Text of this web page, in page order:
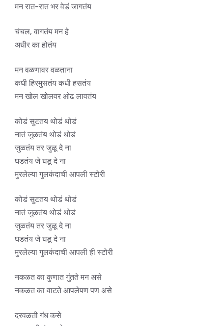
मन रात-रात भर वेडं जागतंय
चंचल, वागतंय मन हे
अधीर का होतंय
मन वळणावर वळताना
कधी हिरमुसतंय कधी हसतंय
मन खोल खोलवर ओढ लावतंय
कोडं सुटतय थोडं थोडं
नातं जुळतंय थोडं थोडं
जुळतंय तर जुळू दे ना
घडतंय जे घडू दे ना
मुरलेल्या गुलकंदाची आपली स्टोरी
कोडं सुटतय थोडं थोडं
नातं जुळतंय थोडं थोडं
जुळतंय तर जुळू दे ना
घडतंय जे घडू दे ना
मुरलेल्या गुलकंदाची आपली ही स्टोरी
नकळत का कुणात गुंतते मन असे
नकळत का वाटते आपलेपण पण असे
दरवळती गंध कसे